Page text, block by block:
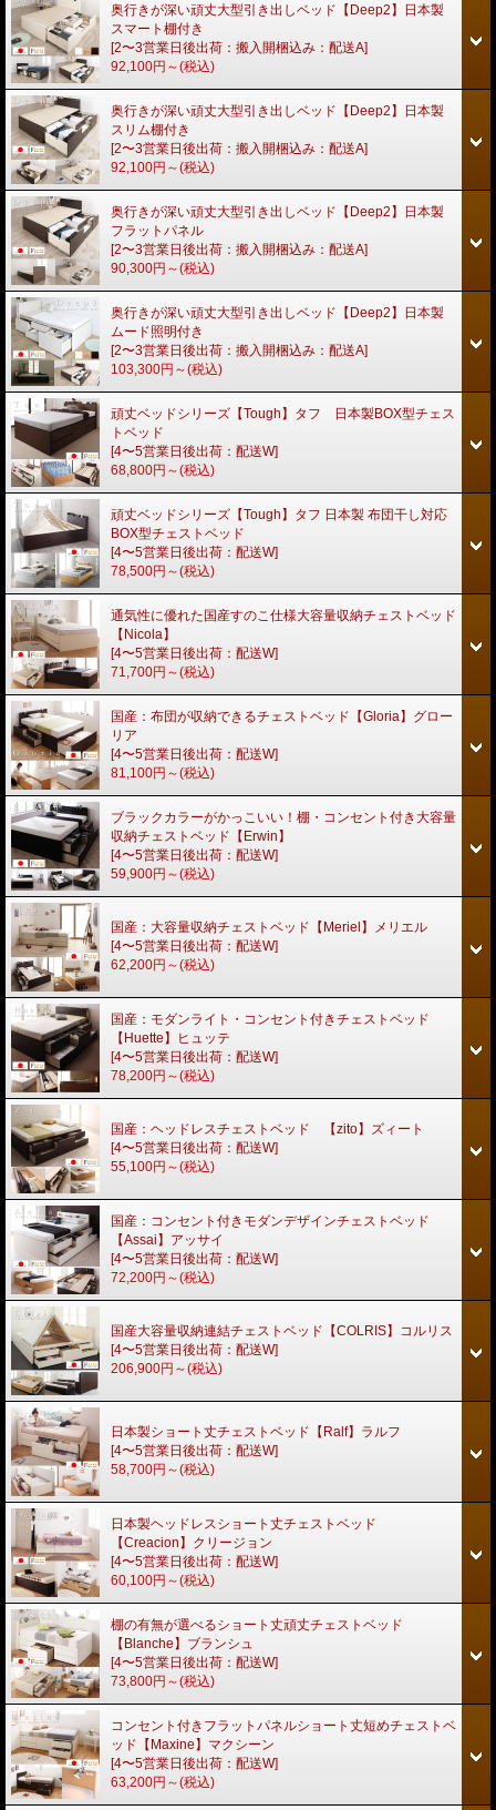
奥行きが深い頑丈大型引き出しベッド【Deep2】日本製
スマート棚付き
[2〜3営業日後出荷：搬入開梱込み：配送A]
92,100円～(税込)
奥行きが深い頑丈大型引き出しベッド【Deep2】日本製
スリム棚付き
[2〜3営業日後出荷：搬入開梱込み：配送A]
92,100円～(税込)
奥行きが深い頑丈大型引き出しベッド【Deep2】日本製
フラットパネル
[2〜3営業日後出荷：搬入開梱込み：配送A]
90,300円～(税込)
奥行きが深い頑丈大型引き出しベッド【Deep2】日本製
ムード照明付き
[2〜3営業日後出荷：搬入開梱込み：配送A]
103,300円～(税込)
頑丈ベッドシリーズ【Tough】タフ 日本製BOX型チェス
トベッド
[4〜5営業日後出荷：配送W]
68,800円～(税込)
頑丈ベッドシリーズ【Tough】タフ 日本製 布団干し対応
BOX型チェストベッド
[4〜5営業日後出荷：配送W]
78,500円～(税込)
通気性に優れた国産すのこ仕様大容量収納チェストベッド
【Nicola】
[4〜5営業日後出荷：配送W]
71,700円～(税込)
国産：布団が収納できるチェストベッド【Gloria】グロー
リア
[4〜5営業日後出荷：配送W]
81,100円～(税込)
ブラックカラーがかっこいい！棚・コンセント付き大容量
収納チェストベッド【Erwin】
[4〜5営業日後出荷：配送W]
59,900円～(税込)
国産：大容量収納チェストベッド【Meriel】メリエル
[4〜5営業日後出荷：配送W]
62,200円～(税込)
国産：モダンライト・コンセント付きチェストベッド
【Huette】ヒュッテ
[4〜5営業日後出荷：配送W]
78,200円～(税込)
国産：ヘッドレスチェストベッド 【zito】ズィート
[4〜5営業日後出荷：配送W]
55,100円～(税込)
国産：コンセント付きモダンデザインチェストベッド
【Assai】アッサイ
[4〜5営業日後出荷：配送W]
72,200円～(税込)
国産大容量収納連結チェストベッド【COLRIS】コルリス
[4〜5営業日後出荷：配送W]
206,900円～(税込)
日本製ショート丈チェストベッド【Ralf】ラルフ
[4〜5営業日後出荷：配送W]
58,700円～(税込)
日本製ヘッドレスショート丈チェストベッド
【Creacion】クリージョン
[4〜5営業日後出荷：配送W]
60,100円～(税込)
棚の有無が選べるショート丈頑丈チェストベッド
【Blanche】ブランシュ
[4〜5営業日後出荷：配送W]
73,800円～(税込)
コンセント付きフラットパネルショート丈短めチェストベ
ッド【Maxine】マクシーン
[4〜5営業日後出荷：配送W]
63,200円～(税込)